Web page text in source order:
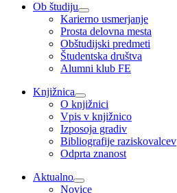
Ob študiju
Karierno usmerjanje
Prosta delovna mesta
Obštudijski predmeti
Študentska društva
Alumni klub FE
Knjižnica
O knjižnici
Vpis v knjižnico
Izposoja gradiv
Bibliografije raziskovalcev
Odprta znanost
Aktualno
Novice